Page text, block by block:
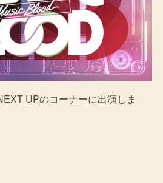
UPのコーナーに出演しま